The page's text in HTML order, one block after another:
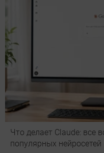
Что делает Сlaude: все
популярных нейросетей